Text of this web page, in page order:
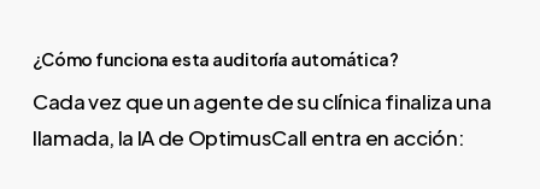
¿Cómo funciona esta auditoría automática?
Cada vez que un agente de su clínica finaliza una
llamada, la IA de OptimusCall entra en acción: